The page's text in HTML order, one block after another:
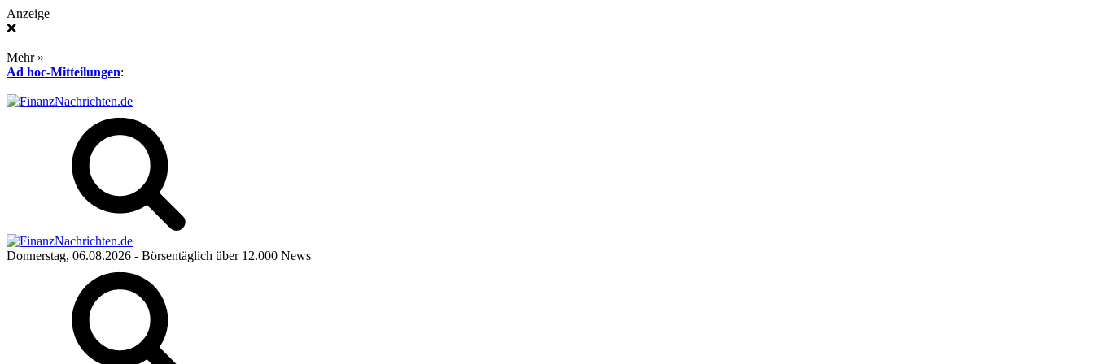
Anzeige
❌
Mehr »
Ad hoc-Mitteilungen:
Donnerstag, 06.08.2026 - Börsentäglich über 12.000 News